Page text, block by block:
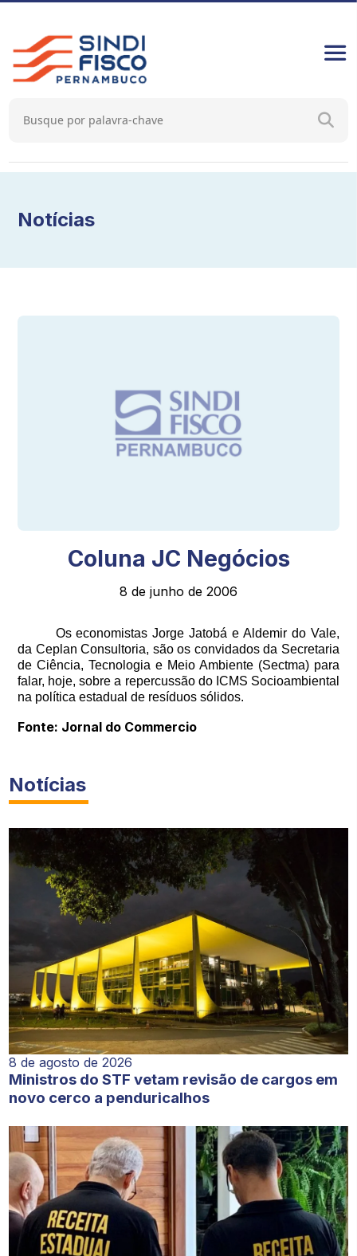
Notícias
Coluna JC Negócios
8 de junho de 2006
Os economistas Jorge Jatobá e Aldemir do Vale,
da Ceplan Consultoria, são os convidados da Secretaria
de Ciência, Tecnologia e Meio Ambiente (Sectma) para
falar, hoje, sobre a repercussão do ICMS Socioambiental
na política estadual de resíduos sólidos.
Fonte: Jornal do Commercio
Notícias
8 de agosto de 2026
Ministros do STF vetam revisão de cargos em
novo cerco a penduricalhos